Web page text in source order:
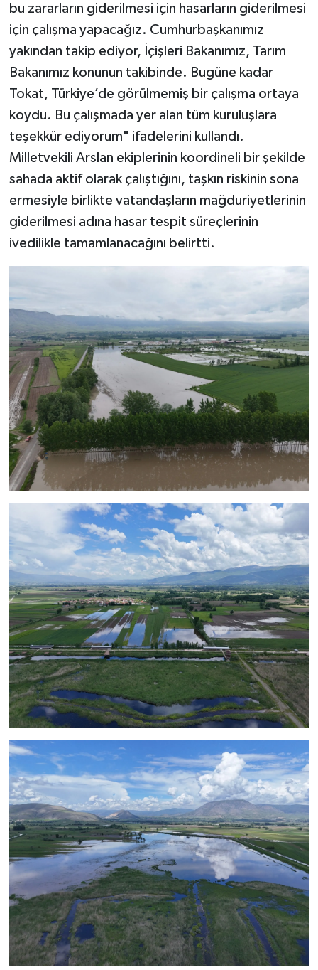
bu zararların giderilmesi için hasarların giderilmesi
için çalışma yapacağız. Cumhurbaşkanımız
yakından takip ediyor, İçişleri Bakanımız, Tarım
Bakanımız konunun takibinde. Bugüne kadar
Tokat, Türkiye’de görülmemiş bir çalışma ortaya
koydu. Bu çalışmada yer alan tüm kuruluşlara
teşekkür ediyorum" ifadelerini kullandı.
Milletvekili Arslan ekiplerinin koordineli bir şekilde
sahada aktif olarak çalıştığını, taşkın riskinin sona
ermesiyle birlikte vatandaşların mağduriyetlerinin
giderilmesi adına hasar tespit süreçlerinin
ivedilikle tamamlanacağını belirtti.